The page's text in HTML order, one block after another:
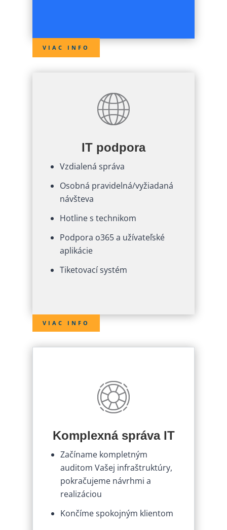
VIAC INFO
IT podpora
Vzdialená správa
Osobná pravidelná/vyžiadaná
návšteva
Hotline s technikom
Podpora o365 a užívateľské
aplikácie
Tiketovací systém
VIAC INFO
Komplexná správa IT
Začíname kompletným
auditom Vašej infraštruktúry,
pokračujeme návrhmi a
realizáciou
Končíme spokojným klientom